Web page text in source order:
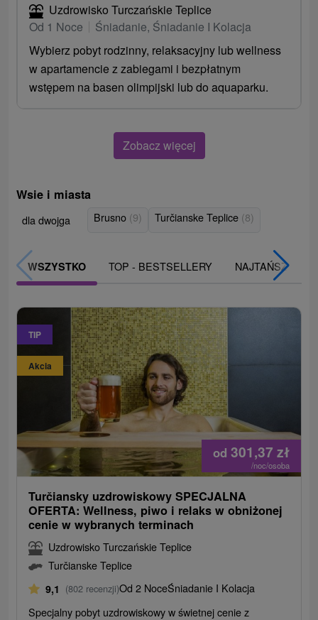
Uzdrowisko Turczańskie Teplice
Od 1 Noce
Śniadanie, Śniadanie I Kolacja
Wybierz pobyt rodzinny, relaksacyjny lub wellness
w apartamencie z zabiegami i bezpłatnym
wstępem na basen olimpijski lub do aquaparku.
Zobacz więcej
Wsie i miasta
dla dwojga Brusno (9) Turčianske Teplice (8)
WSZYSTKO TOP - BESTSELLERY NAJTAŃSZE
TIP
Akcia
od 301,37 zł
/noc/osoba
Turčiansky uzdrowiskowy SPECJALNA
OFERTA: Wellness, piwo i relaks w obniżonej
cenie w wybranych terminach
Uzdrowisko Turczańskie Teplice
Turčianske Teplice
9,1 (802 recenzji)Od 2 NoceŚniadanie I Kolacja
Specjalny pobyt uzdrowiskowy w świetnej cenie z